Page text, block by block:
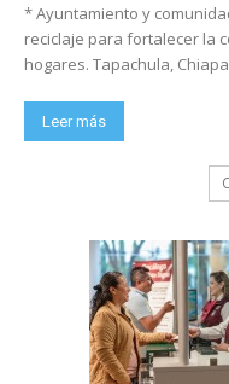
* Ayuntamiento y
reciclaje para fortalecer la
hogares. Tapachula,
Leer más